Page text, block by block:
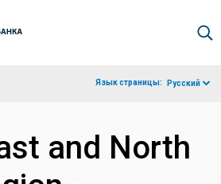
Язык страницы: Русский
and North